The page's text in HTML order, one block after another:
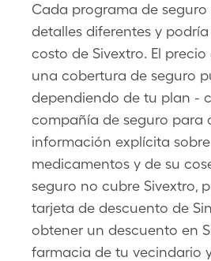
Cada programa de
detalles diferentes y
costo de Sivextro. El
una cobertura de seguro
dependiendo de tu plan -
compañía de seguro para
información explícita
medicamentos y de su
seguro no cubre Sivextro,
tarjeta de descuento de
obtener un descuento en
farmacia de tu vecindario